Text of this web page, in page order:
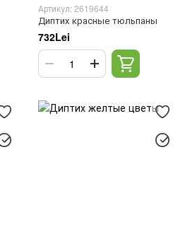
Артикул: 2619644
Диптих красные тюльпаны
732Lei